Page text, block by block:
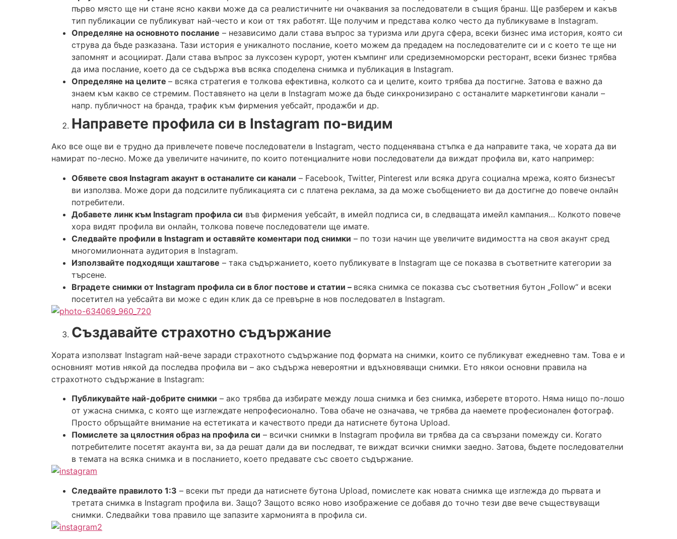
първо място ще ни стане ясно какви може да са реалистичните ни очаквания за последователи в същия бранш. Ще разберем и какъв
тип публикации се публикуват най-често и кои от тях работят. Ще получим и представа колко често да публикуваме в Instagram.
Определяне на основното послание – независимо дали става въпрос за туризма или друга сфера, всеки бизнес има история, която си
струва да бъде разказана. Тази история е уникалното послание, което можем да предадем на последователите си и с което те ще ни
запомнят и асоциират. Дали става въпрос за луксозен курорт, уютен къмпинг или средиземноморски ресторант, всеки бизнес трябва
да има послание, което да се съдържа във всяка споделена снимка и публикация в Instagram.
Определяне на целите – всяка стратегия е толкова ефективна, колкото са и целите, които трябва да постигне. Затова е важно да
знаем към какво се стремим. Поставянето на цели в Instagram може да бъде синхронизирано с останалите маркетингови канали –
напр. публичност на бранда, трафик към фирмения уебсайт, продажби и др.
Направете профила си в Instagram по-видим
Ако все още ви е трудно да привлечете повече последователи в Instagram, често подценявана стъпка е да направите така, че хората да ви
намират по-лесно. Може да увеличите начините, по които потенциалните нови последователи да виждат профила ви, като например:
Обявете своя Instagram акаунт в останалите си канали – Facebook, Twitter, Pinterest или всяка друга социална мрежа, която бизнесът
ви използва. Може дори да подсилите публикацията си с платена реклама, за да може съобщението ви да достигне до повече онлайн
потребители.
Добавете линк към Instagram профила си във фирмения уебсайт, в имейл подписа си, в следващата имейл кампания… Колкото повече
хора видят профила ви онлайн, толкова повече последователи ще имате.
Следвайте профили в Instagram и оставяйте коментари под снимки – по този начин ще увеличите видимостта на своя акаунт сред
многомилионната аудитория в Instagram.
Използвайте подходящи хаштагове – така съдържанието, което публикувате в Instagram ще се показва в съответните категории за
търсене.
Вградете снимки от Instagram профила си в блог постове и статии – всяка снимка се показва със съответния бутон „Follow“ и всеки
посетител на уебсайта ви може с един клик да се превърне в нов последовател в Instagram.
Създавайте страхотно съдържание
Хората използват Instagram най-вече заради страхотното съдържание под формата на снимки, които се публикуват ежедневно там. Това е и
основният мотив някой да последва профила ви – ако съдържа невероятни и вдъхновяващи снимки. Ето някои основни правила на
страхотното съдържание в Instagram:
Публикувайте най-добрите снимки – ако трябва да избирате между лоша снимка и без снимка, изберете второто. Няма нищо по-лошо
от ужасна снимка, с която ще изглеждате непрофесионално. Това обаче не означава, че трябва да наемете професионален фотограф.
Просто обръщайте внимание на естетиката и качеството преди да натиснете бутона Upload.
Помислете за цялостния образ на профила си – всички снимки в Instagram профила ви трябва да са свързани помежду си. Когато
потребителите посетят акаунта ви, за да решат дали да ви последват, те виждат всички снимки заедно. Затова, бъдете последователни
в темата на всяка снимка и в посланието, което предавате със своето съдържание.
Следвайте правилото 1:3 – всеки път преди да натиснете бутона Upload, помислете как новата снимка ще изглежда до първата и
третата снимка в Instagram профила ви. Защо? Защото всяко ново изображение се добавя до точно тези две вече съществуващи
снимки. Следвайки това правило ще запазите хармонията в профила си.